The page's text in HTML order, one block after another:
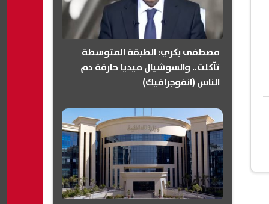
مصطفى بكري: الطبقة المتوسطة
تآكلت.. والسوشيال ميديا حارقة دم
الناس (انفوجرافيك)